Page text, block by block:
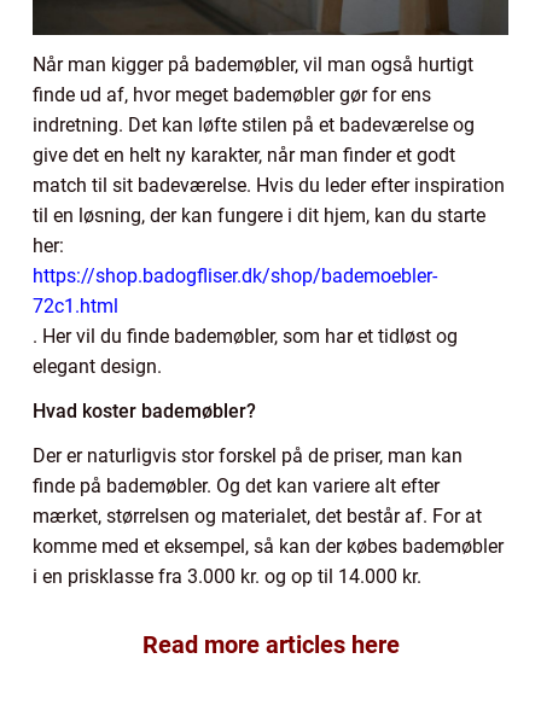
Når man kigger på bademøbler, vil man også hurtigt
finde ud af, hvor meget bademøbler gør for ens
indretning. Det kan løfte stilen på et badeværelse og
give det en helt ny karakter, når man finder et godt
match til sit badeværelse. Hvis du leder efter inspiration
til en løsning, der kan fungere i dit hjem, kan du starte
her:
https://shop.badogfliser.dk/shop/bademoebler-
72c1.html
. Her vil du finde bademøbler, som har et tidløst og
elegant design.
Hvad koster bademøbler?
Der er naturligvis stor forskel på de priser, man kan
finde på bademøbler. Og det kan variere alt efter
mærket, størrelsen og materialet, det består af. For at
komme med et eksempel, så kan der købes bademøbler
i en prisklasse fra 3.000 kr. og op til 14.000 kr.
Read more articles here